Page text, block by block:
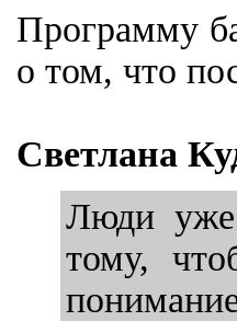
Программу
о том, что
Светлана
Люди уже
тому,